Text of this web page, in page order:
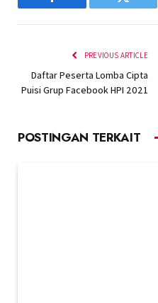
Facebook Twitter
PREVIOUS ARTICLE
Daftar Peserta Lomba Cipta
Puisi Grup Facebook HPI 2021
POSTINGAN TERKAIT